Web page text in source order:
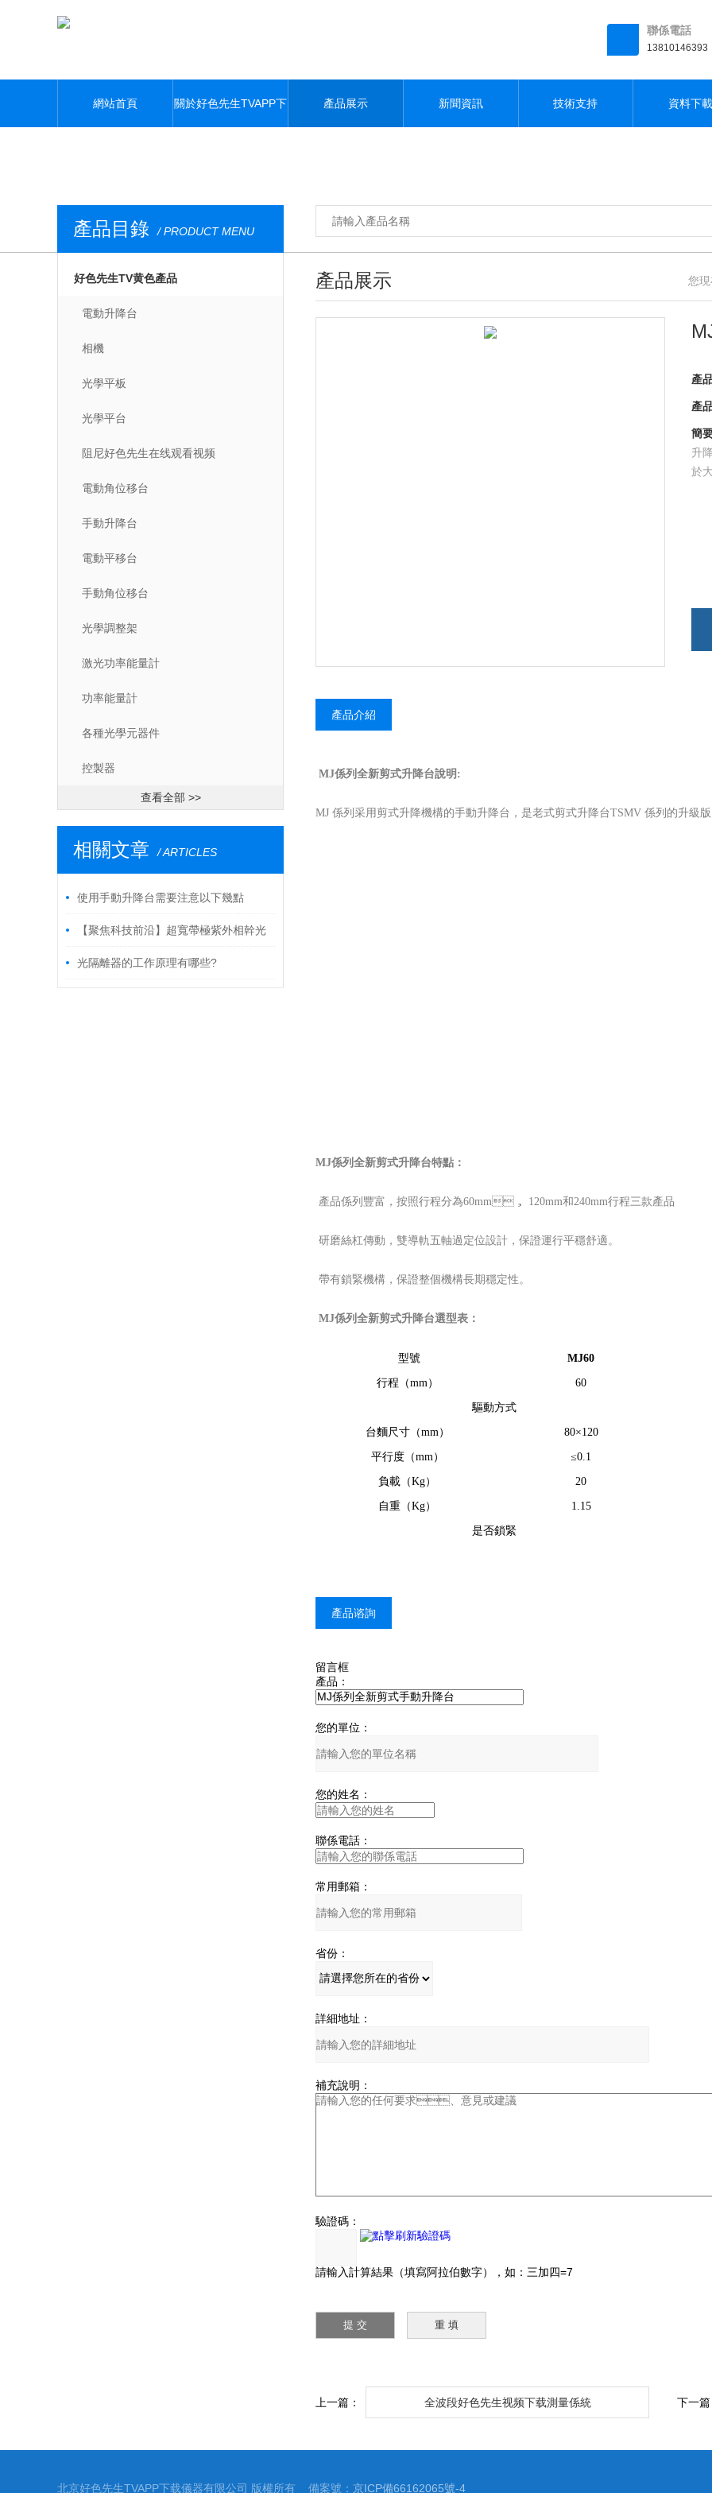
聯係電話
13810146393
網站首頁 關於好色先生TVAPP下 產品展示 新聞資訊 技術支持 資料下載
產品目錄 / PRODUCT MENU
好色先生TV黄色產品
電動升降台
相機
光學平板
光學平台
阻尼好色先生在线观看视频
電動角位移台
手動升降台
電動平移台
手動角位移台
光學調整架
激光功率能量計
功率能量計
各種光學元器件
控製器
查看全部 >>
相關文章 / ARTICLES
使用手動升降台需要注意以下幾點
【聚焦科技前沿】超寬帶極紫外相幹光
源--高次諧波
光隔離器的工作原理有哪些?
產品展示 您現
產品
產品
簡要
升
於大
產品介紹
MJ係列 全新剪式升降台說明:
MJ 係列采用剪式升降機構的手動升降台，是老式剪式升降台TSMV 係列的升級版。
MJ係列 全新剪式升降台特點：
產品係列豐富，按照行程分為60mm， 120mm和240mm行程三款產品
研磨絲杠傳動，雙導軌五軸過定位設計，保證運行平穩舒適。
帶有鎖緊機構，保證整個機構長期穩定性。
MJ係列 全新剪式升降台選型表：
型號 MJ60
行程（mm） 60
驅動方式
台麵尺寸（mm） 80×120
平行度（mm） ≤0.1
負載（Kg） 20
自重（Kg） 1.15
是否鎖緊
產品谘詢
留言框
產品：
您的單位：
您的姓名：
聯係電話：
常用郵箱：
省份：
詳細地址：
補充說明：
驗證碼：
請輸入計算結果（填寫阿拉伯數字），如：三加四=7
上一篇： 全波段好色先生视频下载測量係統 下一篇
北京好色先生TVAPP下载儀器有限公司 版權所有 備案號： 京ICP備66162065號-4